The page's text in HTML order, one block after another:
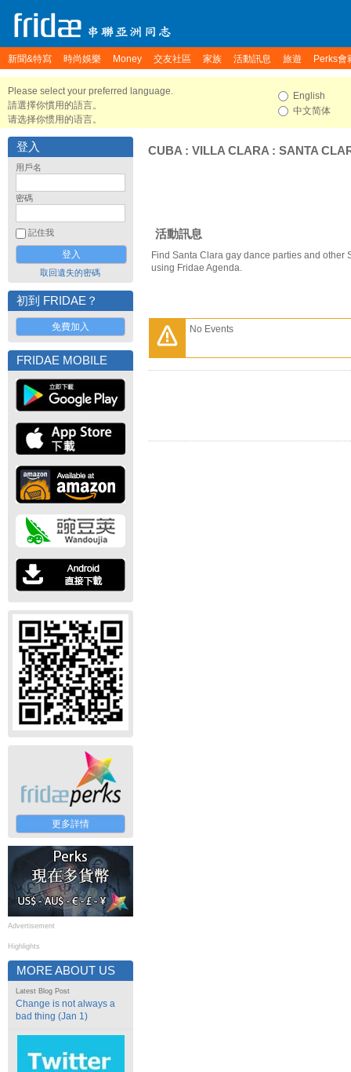
新聞&特寫 時尚娛樂 Money 交友社區 家族 活動訊息 旅遊 Perks會
Please select your preferred language.
請選擇你慣用的語言。
请选择你惯用的语言。
English
中文简体
登入
用戶名
密碼
記住我
取回遺失的密碼
初到 FRIDAE？
免費加入
FRIDAE MOBILE
更多詳情
Advertisement
Highlights
MORE ABOUT US
Latest Blog Post
Change is not always a
bad thing (Jan 1)
CUBA : VILLA CLARA : SANTA
活動訊息
Find Santa Clara gay dance parties and other
using Fridae Agenda.
No Events